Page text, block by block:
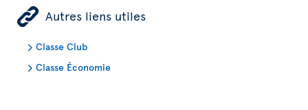
ÿ Autres liens utiles
Classe Club
Classe Économie